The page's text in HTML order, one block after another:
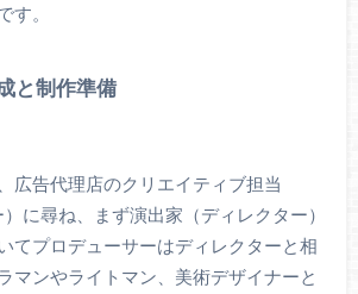
す。
と制作準備
広告代理店のクリエイティブ担当
）に尋ね、まず演出家（ディレクター）
てプロデューサーはディレクターと相
マンやライトマン、美術デザイナーと